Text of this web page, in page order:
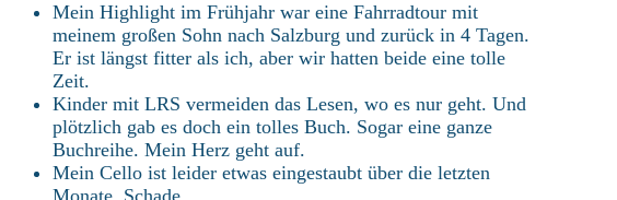
Mein Highlight im Frühjahr war eine Fahrradtour mit
meinem großen Sohn nach Salzburg und zurück in 4 Tagen.
Er ist längst fitter als ich, aber wir hatten beide eine tolle
Zeit.
Kinder mit LRS vermeiden das Lesen, wo es nur geht. Und
plötzlich gab es doch ein tolles Buch. Sogar eine ganze
Buchreihe. Mein Herz geht auf.
Mein Cello ist leider etwas eingestaubt über die letzten